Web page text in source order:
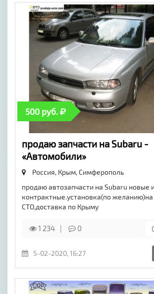
500 руб.
продаю запчасти на Subaru -
«Автомобили»
Россия, Крым,Симферополь
продаю автозапчасти на Subaru новые и
контрактные.установка(по
СТО,доставка по Крыму
1 234 0
5-02-2020, 16:27